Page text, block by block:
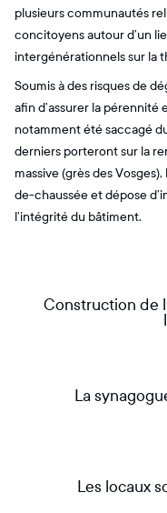
plusieurs communautés
concitoyens autour d’un
intergénérationnels sur la
Soumis à des risques de
afin d’assurer la pérennité
notamment été saccagé
derniers porteront sur la
massive (grès des
de-chaussée et dépose
l’intégrité du bâtiment.
Construction de
La
Les locaux